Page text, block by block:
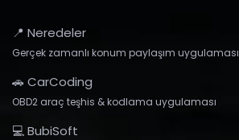
📍 Neredeler
Gerçek zamanlı konum paylaşım uygulaması
🚗 CarCoding
OBD2 araç teşhis & kodlama uygulaması
💻 BubiSoft